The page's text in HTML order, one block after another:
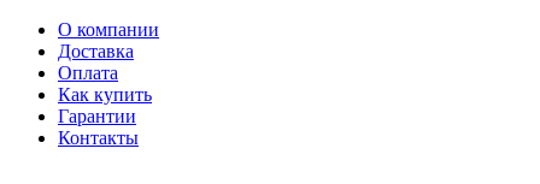
О компании
Доставка
Оплата
Как купить
Гарантии
Контакты